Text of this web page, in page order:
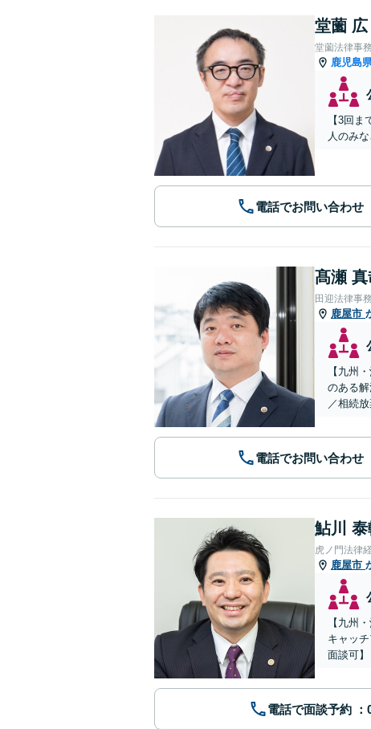
堂薗 広
堂薗法律事
鹿児島
【3回
人のみ
電話でお問い合わせ
髙瀬 真
田迎法律事
鹿屋市
【九州
のある
／相続放
電話でお問い合わせ
鮎川 泰
虎ノ門法律
鹿屋市
【九州
キャッ
面談可】
電話で面談予約